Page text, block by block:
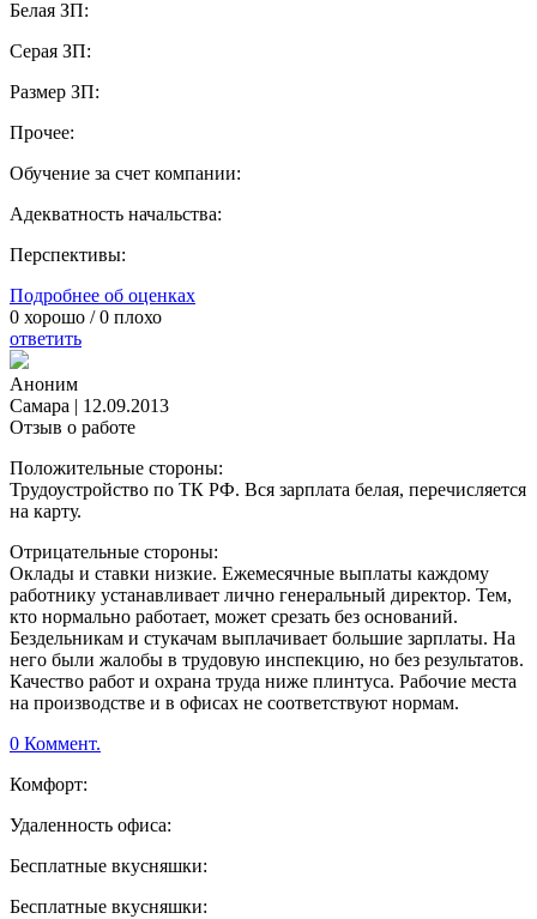
Белая ЗП:
Серая ЗП:
Размер ЗП:
Прочее:
Обучение за счет компании:
Адекватность начальства:
Перспективы:
Подробнее об оценках
0 хорошо /0 плохо
ответить
Аноним
Самара | 12.09.2013
Отзыв о работе
Положительные стороны:
Трудоустройство по ТК РФ. Вся зарплата белая, перечисляется
на карту.
Отрицательные стороны:
Оклады и ставки низкие. Ежемесячные выплаты каждому
работнику устанавливает лично генеральный директор. Тем,
кто нормально работает, может срезать без оснований.
Бездельникам и стукачам выплачивает большие зарплаты. На
него были жалобы в трудовую инспекцию, но без результатов.
Качество работ и охрана труда ниже плинтуса. Рабочие места
на производстве и в офисах не соответствуют нормам.
0 Коммент.
Комфорт:
Удаленность офиса:
Бесплатные вкусняшки:
Бесплатные вкусняшки: